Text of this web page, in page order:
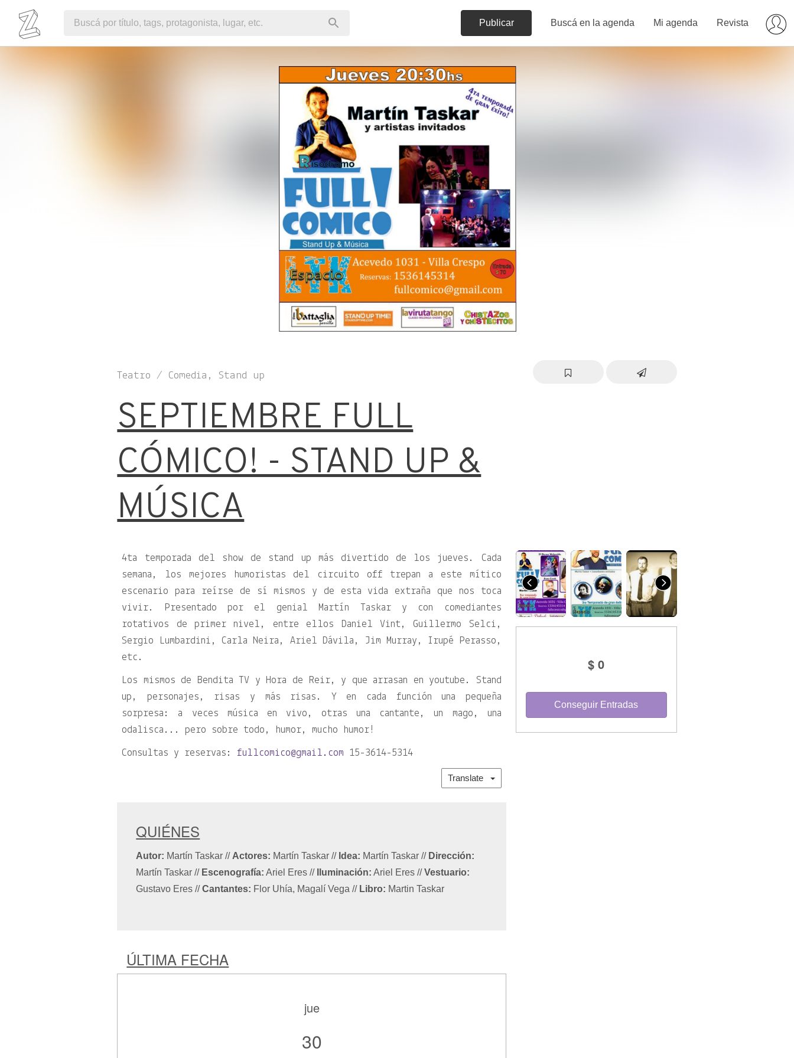
Publicar Buscá en la agenda Mi agenda Revista
Teatro / Comedia, Stand up
SEPTIEMBRE FULL
CÓMICO! - STAND UP &
MÚSICA
$ 0
Conseguir Entradas
4ta temporada del show de stand up más divertido de los jueves. Cada
semana, los mejores humoristas del circuito off trepan a este mítico
escenario para reírse de sí mismos y de esta vida extraña que nos toca
vivir. Presentado por el genial Martín Taskar y con comediantes
rotativos de primer nivel, entre ellos Daniel Vint, Guillermo Selci,
Sergio Lumbardini, Carla Neira, Ariel Dávila, Jim Murray, Irupé Perasso,
etc.
Los mismos de Bendita TV y Hora de Reir, y que arrasan en youtube. Stand
up, personajes, risas y más risas. Y en cada función una pequeña
sorpresa: a veces música en vivo, otras una cantante, un mago, una
odalisca... pero sobre todo, humor, mucho humor!
Consultas y reservas: fullcomico@gmail.com 15-3614-5314
Translate
QUIÉNES
Autor: Martín Taskar// Actores: Martín Taskar// Idea: Martín Taskar// Dirección:
Martín Taskar// Escenografía: Ariel Eres// Iluminación: Ariel Eres// Vestuario:
Gustavo Eres// Cantantes: Flor Uhía, Magalí Vega// Libro: Martin Taskar
ÚLTIMA FECHA
jue
30